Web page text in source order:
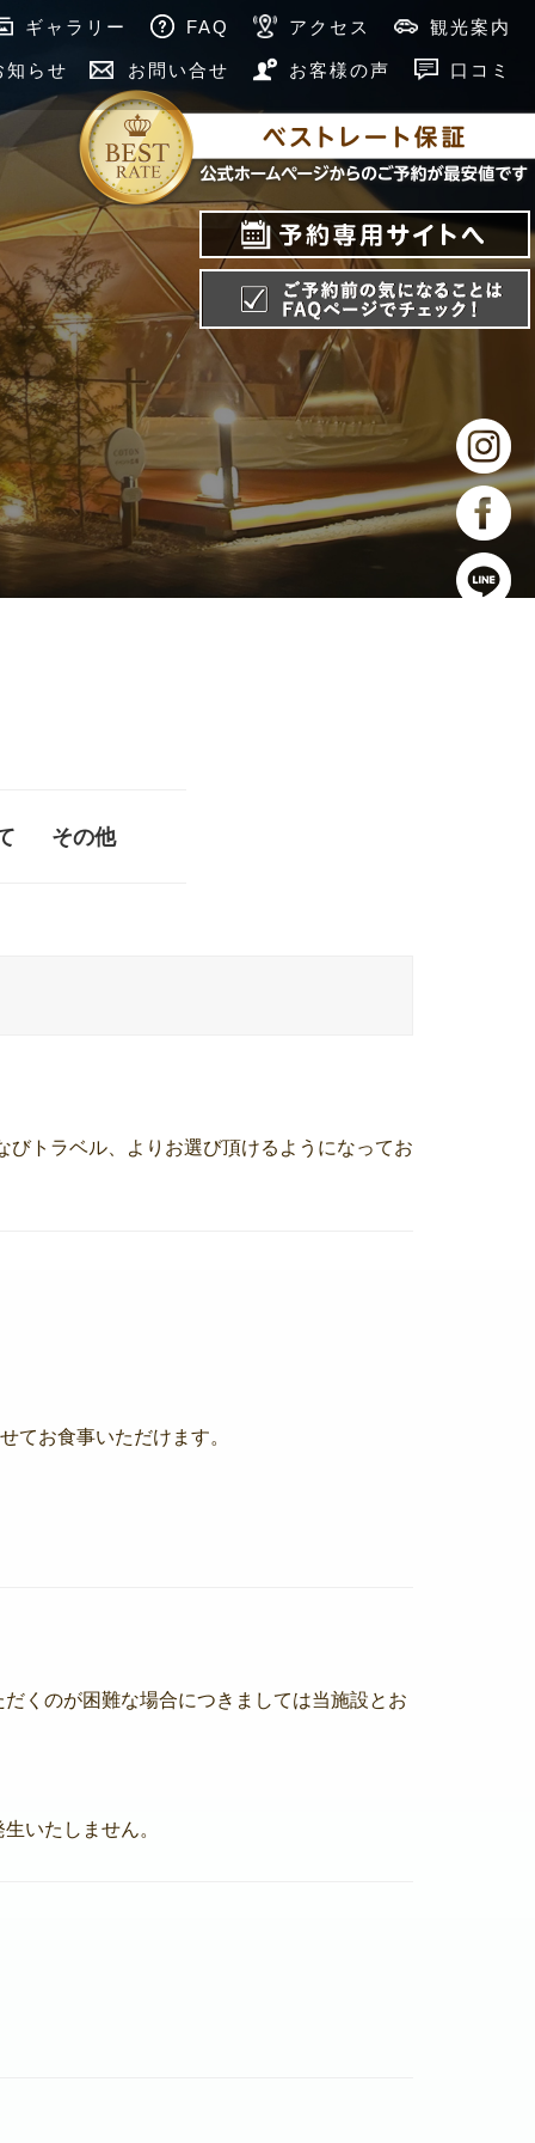
ギャラリー FAQ アクセス 観光案内
知らせ お問い合せ お客様の声 口コミ
その他
トラベル、よりお選び頂けるようになってお
てお食事いただけます。
くのが困難な場合につきましては当施設とお
いたしません。